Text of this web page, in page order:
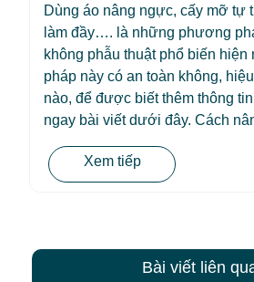
Dùng áo nâng ngực, cấy mỡ tự
làm đầy…. là những phương
không phẫu thuật phổ biến
pháp này có an toàn không,
nào, để được biết thêm thông
ngay bài viết dưới đây. Cách
Xem tiếp
Bài viết liên